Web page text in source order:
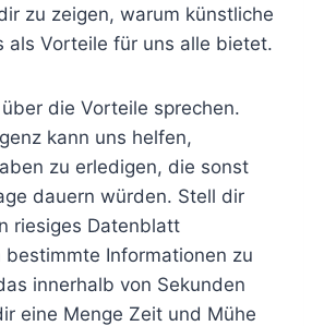
zu zeigen, warum künstliche
als Vorteile für uns alle bietet.
die Vorteile sprechen.
kann uns helfen,
zu erledigen, die sonst
dauern würden. Stell dir
riesiges Datenblatt
bestimmte Informationen zu
innerhalb von Sekunden
eine Menge Zeit und Mühe